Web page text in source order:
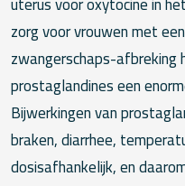
zorg voor vrouwen met
zwangerschaps-
prostaglandines een
Bijwerkingen van
braken, diarrhee,
dosisafhankelijk, en